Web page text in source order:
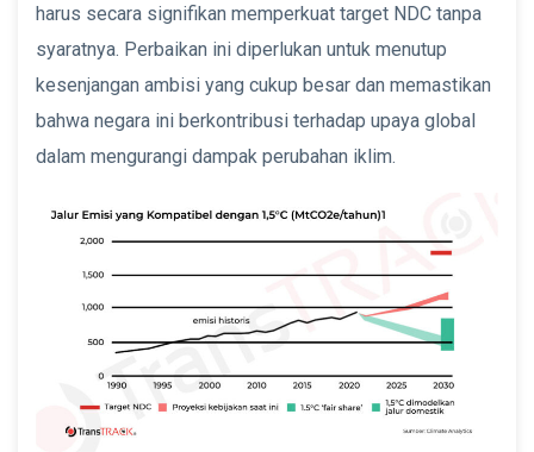
harus secara signifikan memperkuat target NDC tanpa
syaratnya. Perbaikan ini diperlukan untuk menutup
kesenjangan ambisi yang cukup besar dan memastikan
bahwa negara ini berkontribusi terhadap upaya global
dalam mengurangi dampak perubahan iklim.